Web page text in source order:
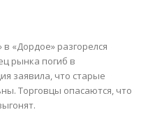
«Дордое» разгорелся
рынка погиб в
заявила, что старые
Торговцы опасаются, что